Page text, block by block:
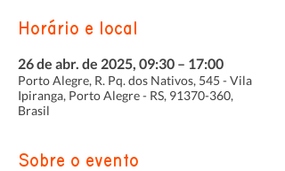
Horário e local
26 de abr. de 2025, 09:30 – 17:00
Porto Alegre, R. Pq. dos Nativos, 545 - Vila
Ipiranga, Porto Alegre - RS, 91370-360,
Brasil
Sobre o evento